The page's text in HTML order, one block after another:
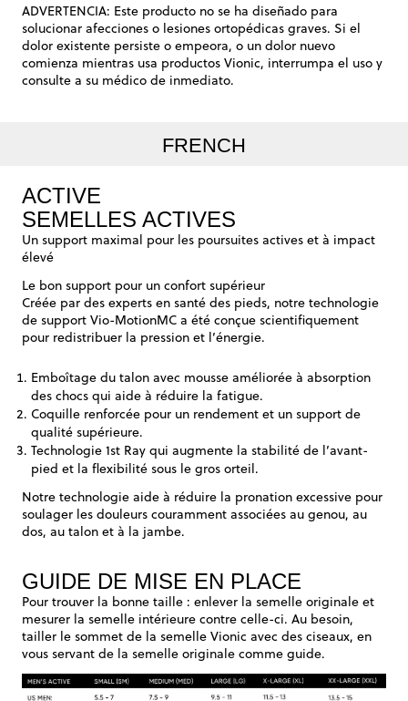
ADVERTENCIA: Este producto no se ha diseñado para
solucionar afecciones o lesiones ortopédicas graves. Si el
dolor existente persiste o empeora, o un dolor nuevo
comienza mientras usa productos Vionic, interrumpa el uso y
consulte a su médico de inmediato.
FRENCH
ACTIVE
SEMELLES ACTIVES
Un support maximal pour les poursuites actives et à impact
élevé
Le bon support pour un confort supérieur
Créée par des experts en santé des pieds, notre technologie
de support Vio-MotionMC a été conçue scientifiquement
pour redistribuer la pression et l’énergie.
Emboîtage du talon avec mousse améliorée à absorption
des chocs qui aide à réduire la fatigue.
Coquille renforcée pour un rendement et un support de
qualité supérieure.
Technologie 1st Ray qui augmente la stabilité de l’avant-
pied et la flexibilité sous le gros orteil.
Notre technologie aide à réduire la pronation excessive pour
soulager les douleurs couramment associées au genou, au
dos, au talon et à la jambe.
GUIDE DE MISE EN PLACE
Pour trouver la bonne taille : enlever la semelle originale et
mesurer la semelle intérieure contre celle-ci. Au besoin,
tailler le sommet de la semelle Vionic avec des ciseaux, en
vous servant de la semelle originale comme guide.